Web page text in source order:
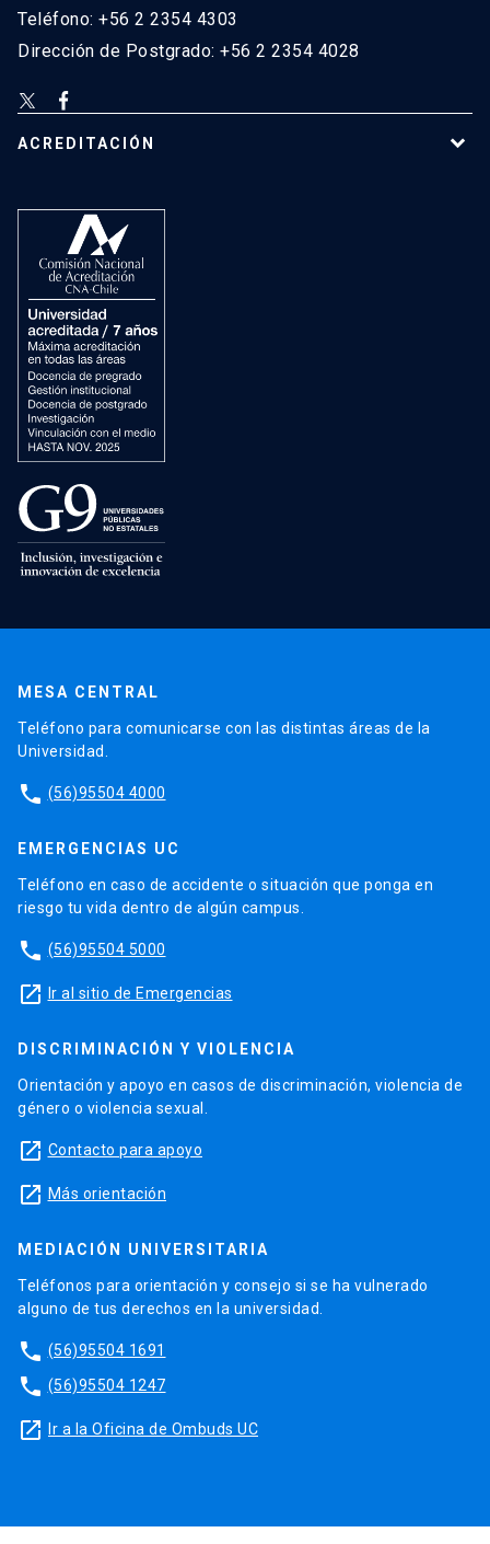
Teléfono: +56 2 2354 4303
Dirección de Postgrado: +56 2 2354 4028
ACREDITACIÓN
MESA CENTRAL
Teléfono para comunicarse con las distintas áreas de la
Universidad.
phone (56)95504 4000
EMERGENCIAS UC
Teléfono en caso de accidente o situación que ponga en
riesgo tu vida dentro de algún campus.
phone (56)95504 5000
launch Ir al sitio de Emergencias
DISCRIMINACIÓN Y VIOLENCIA
Orientación y apoyo en casos de discriminación, violencia de
género o violencia sexual.
launch Contacto para apoyo
launch Más orientación
MEDIACIÓN UNIVERSITARIA
Teléfonos para orientación y consejo si se ha vulnerado
alguno de tus derechos en la universidad.
phone (56)95504 1691
phone (56)95504 1247
launch Ir a la Oficina de Ombuds UC